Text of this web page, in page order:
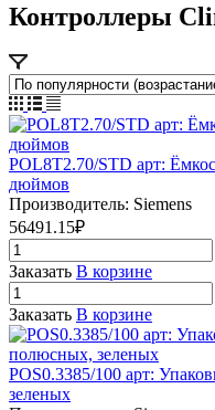
Контроллеры
POL8T2.70/STD арт:
дюймов
Производитель: Siemens
56491.15₽
Заказать В корзине
Заказать В корзине
POS0.3385/100 арт:
зеленых